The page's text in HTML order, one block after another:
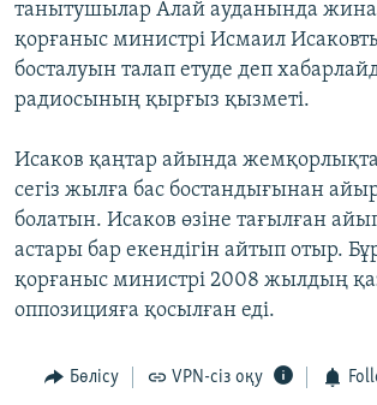
АРНАЙЫ ЖОБАЛАР
Русский
ЖАЗЫЛЫҢЫЗ
Басқа тілдерде
танытушылар Алай ауданында
қорғаныс министрі Исмаил
босталуын талап етуде деп
радиосының қырғыз қызметі.
Исаков қаңтар айында
сегіз жылға бас бостандығынан
болатын. Исаков өзіне тағылған
астары бар екендігін айтып отыр.
қорғаныс министрі 2008 жылдың
оппозицияға қосылған еді.
Бөлісу VPN-сіз оқу